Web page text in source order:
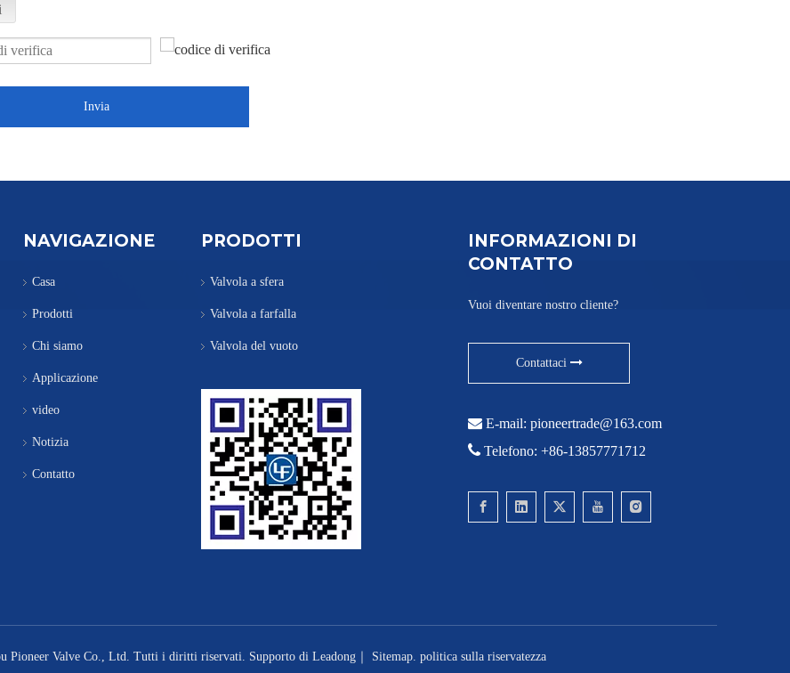
Invia
NAVIGAZIONE
Casa
Prodotti
Chi siamo
Applicazione
video
Notizia
Contatto
PRODOTTI
Valvola a sfera
Valvola a farfalla
Valvola del vuoto
INFORMAZIONI DI
CONTATTO
Vuoi diventare nostro cliente?
Contattaci
 E-mail: pioneertrade@163.com
 Telefono: +86-13857771712
Pioneer Valve Co., Ltd. Tutti i diritti riservati. Supporto di Leadong ｜ Sitemap politica sulla riservatezza